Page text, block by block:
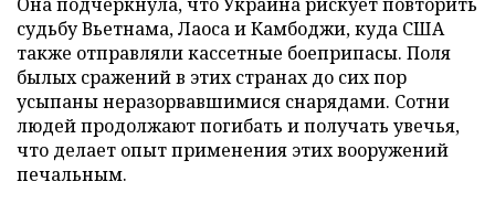
судьбу Вьетнама, Лаоса и Камбоджи, куда США
также отправляли кассетные боеприпасы. Поля
былых сражений в этих странах до сих пор
усыпаны неразорвавшимися снарядами. Сотни
людей продолжают погибать и получать увечья,
что делает опыт применения этих вооружений
печальным.